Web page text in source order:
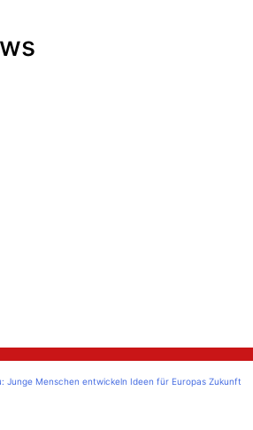
Junge Menschen entwickeln Ideen für Europas Zukunft